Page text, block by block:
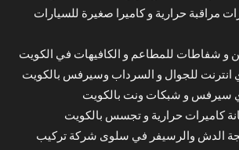
مراقبة حرارية و كاميرا صغيرة للسيارات
و شفاطات للمطاعم و الكافيهات في الكويت
للجوال و السرداب وسيرفس بالكويت
سيرفس و شبكات ونت بالكويت
كاميرات حرارية و تجسس بالكويت
الدش والرسيفر في سلوى شركة تركيب